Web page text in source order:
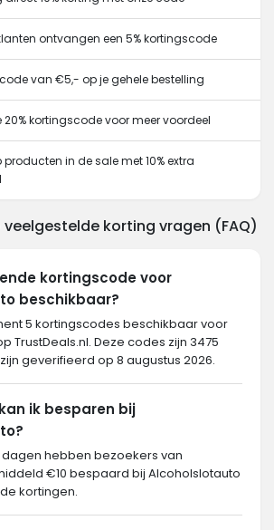
ontvangen een 5% kortingscode
van €5,- op je gehele bestelling
20% kortingscode voor meer voordeel
in de sale met 10% extra
korting vragen (FAQ)
kortingscode voor
beschikbaar?
5 kortingscodes beschikbaar voor
TrustDeals.nl. Deze codes zijn 3475
geverifieerd op 8 augustus 2026.
ik besparen bij
hebben bezoekers van
€10 bespaard bij Alcoholslotauto
kortingen.